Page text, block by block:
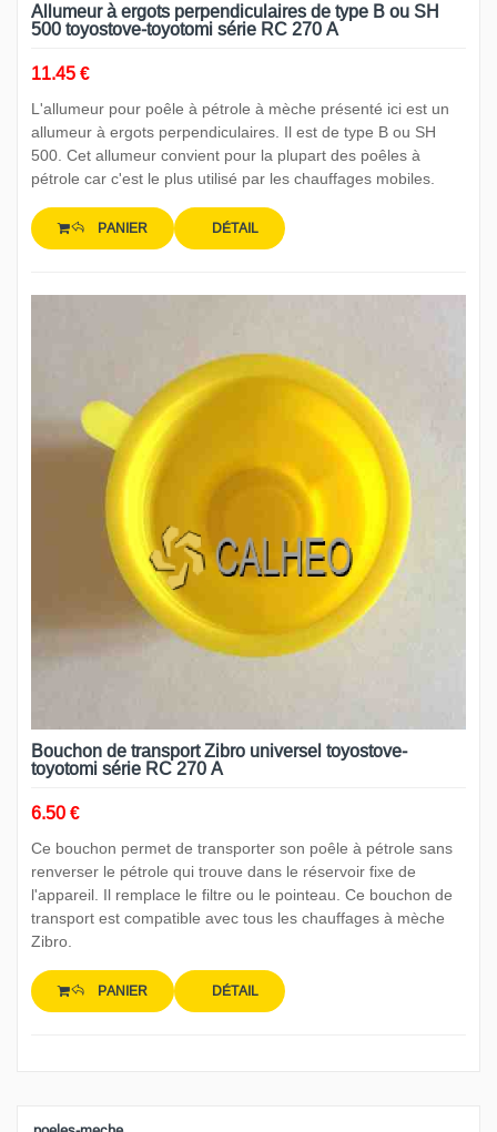
Allumeur à ergots perpendiculaires de type B ou SH
500 toyostove-toyotomi série RC 270 A
11.45 €
L'allumeur pour poêle à pétrole à mèche présenté ici est un
allumeur à ergots perpendiculaires. Il est de type B ou SH
500. Cet allumeur convient pour la plupart des poêles à
pétrole car c'est le plus utilisé par les chauffages mobiles.
PANIER DÉTAIL
Bouchon de transport Zibro universel toyostove-
toyotomi série RC 270 A
6.50 €
Ce bouchon permet de transporter son poêle à pétrole sans
renverser le pétrole qui trouve dans le réservoir fixe de
l'appareil. Il remplace le filtre ou le pointeau. Ce bouchon de
transport est compatible avec tous les chauffages à mèche
Zibro.
PANIER DÉTAIL